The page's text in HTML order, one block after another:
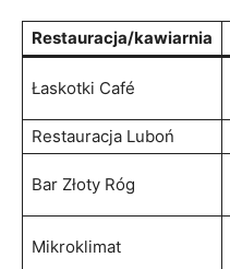
Restauracja/kawiarnia
Łaskotki Café
Restauracja Luboń
Bar Złoty Róg
Mikroklimat